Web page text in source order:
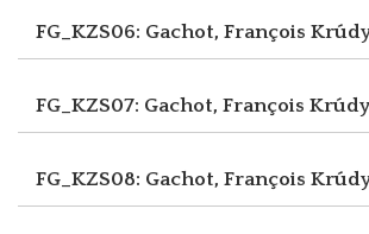
FG_KZS06: Gachot, François
FG_KZS07: Gachot, François
FG_KZS08: Gachot, François